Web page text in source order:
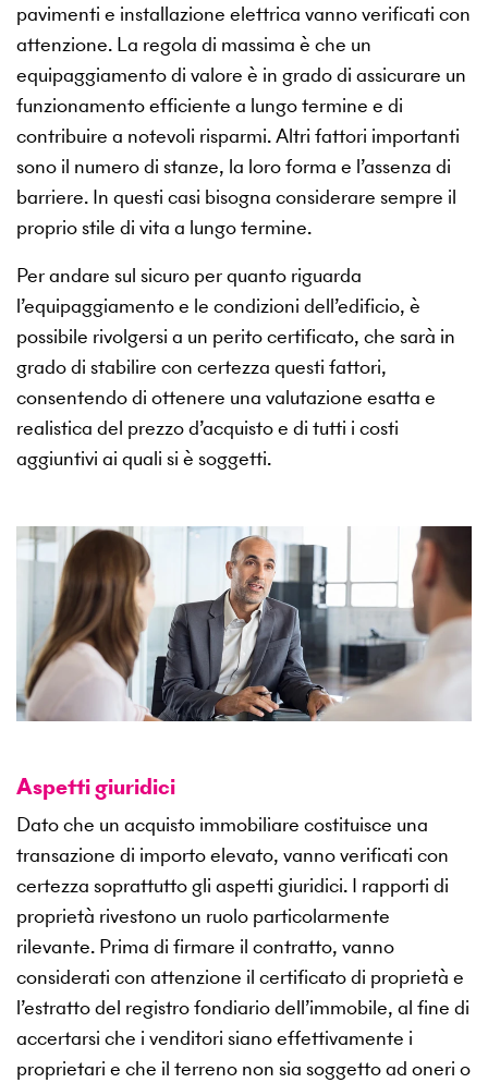
pavimenti e installazione elettrica vanno verificati con
attenzione. La regola di massima è che un
equipaggiamento di valore è in grado di assicurare un
funzionamento efficiente a lungo termine e di
contribuire a notevoli risparmi. Altri fattori importanti
sono il numero di stanze, la loro forma e l’assenza di
barriere. In questi casi bisogna considerare sempre il
proprio stile di vita a lungo termine.
Per andare sul sicuro per quanto riguarda
l’equipaggiamento e le condizioni dell’edificio, è
possibile rivolgersi a un perito certificato, che sarà in
grado di stabilire con certezza questi fattori,
consentendo di ottenere una valutazione esatta e
realistica del prezzo d’acquisto e di tutti i costi
aggiuntivi ai quali si è soggetti.
Aspetti giuridici
Dato che un acquisto immobiliare costituisce una
transazione di importo elevato, vanno verificati con
certezza soprattutto gli aspetti giuridici. I rapporti di
proprietà rivestono un ruolo particolarmente
rilevante. Prima di firmare il contratto, vanno
considerati con attenzione il certificato di proprietà e
l’estratto del registro fondiario dell’immobile, al fine di
accertarsi che i venditori siano effettivamente i
proprietari e che il terreno non sia soggetto ad oneri o